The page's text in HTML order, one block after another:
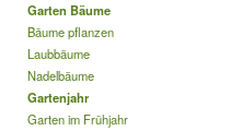
Garten Bäume
Bäume pflanzen
Laubbäume
Nadelbäume
Gartenjahr
Garten im Frühjahr